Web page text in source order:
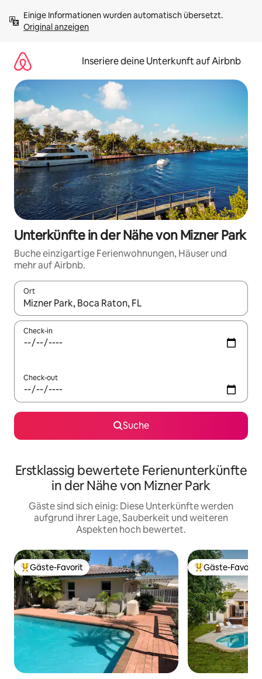
Inhalten
springenOriginal anzeigen
Inseriere deine Unterkunft auf Airbnb
Unterkünfte in der Nähe von Mizner Park
Buche einzigartige Ferienwohnungen, Häuser und
mehr auf Airbnb.
Ort
Wenn Ergebnisse verfügbar sind, navigiere mit den
Check-in
Check-out
Suche
Erstklassig bewertete Ferienunterkünfte
in der Nähe von Mizner Park
Gäste sind sich einig: Diese Unterkünfte werden
aufgrund ihrer Lage, Sauberkeit und weiteren
Aspekten hoch bewertet.
Beliebter Gäste-Favorit.
Gäste-Favorit Beliebter Gäste-
Gäste-Favorit